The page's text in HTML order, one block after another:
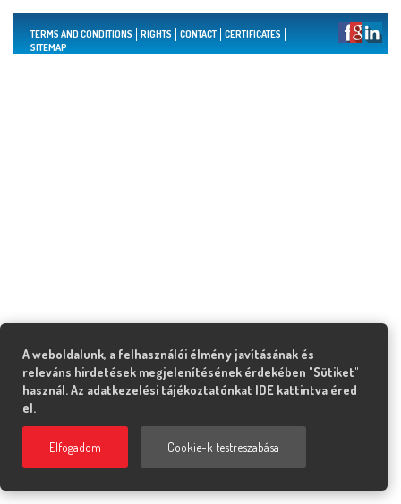
TERMS AND CONDITIONS RIGHTS CONTACT
CERTIFICATES
SITEMAP
A weboldalunk, a felhasználói élmény javításának és
releváns hirdetések megjelenítésének érdekében "Sütiket"
használ. Az adatkezelési tájékoztatónkat IDE kattintva éred
el.
Elfogadom Cookie-k testreszabása